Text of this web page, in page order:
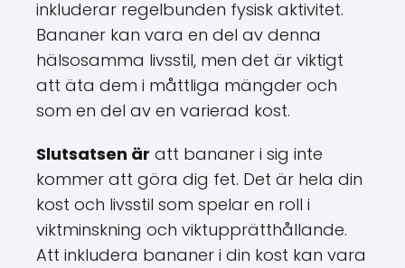
inkluderar regelbunden fysisk aktivitet.
Bananer kan vara en del av denna
hälsosamma livsstil, men det är viktigt
att äta dem i måttliga mängder och
som en del av en varierad kost.
Slutsatsen är att bananer i sig inte
kommer att göra dig fet. Det är hela din
kost och livsstil som spelar en roll i
viktminskning och viktupprätthållande.
Att inkludera bananer i din kost kan vara